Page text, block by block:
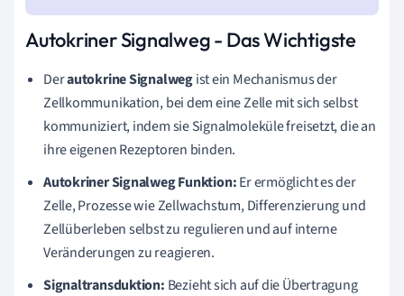
Autokriner Signalweg - Das Wichtigste
Derautokrine Signalwegist ein Mechanismus der
Zellkommunikation, bei dem eine Zelle mit sich selbst
kommuniziert, indem sie Signalmoleküle freisetzt, die an
ihre eigenen Rezeptoren binden.
Autokriner Signalweg Funktion:Er ermöglicht es der
Zelle, Prozesse wie Zellwachstum, Differenzierung und
Zellüberleben selbst zu regulieren und auf interne
Veränderungen zu reagieren.
Signaltransduktion: Bezieht sich auf die Übertragung